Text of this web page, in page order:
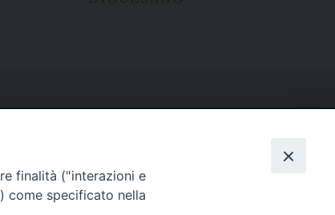
finalità ("interazioni e
come specificato nella